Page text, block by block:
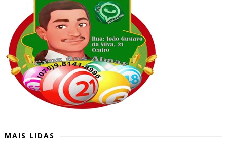
MAIS LIDAS